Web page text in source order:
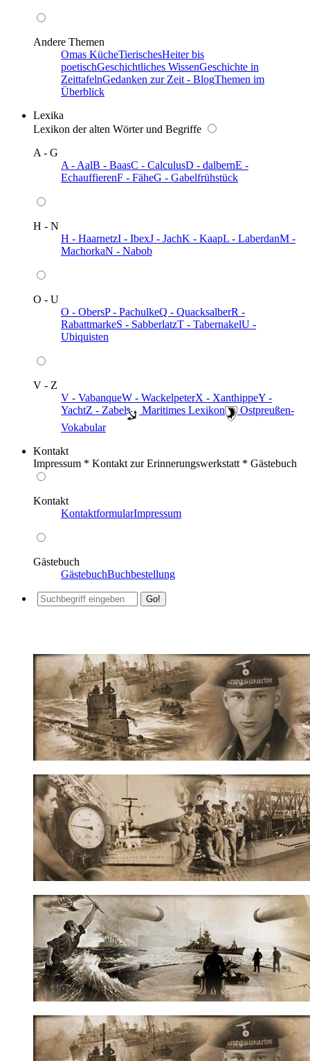
Andere Themen
Omas KücheTierischesHeiter bis
poetischGeschichtliches WissenGeschichte in
ZeittafelnGedanken zur Zeit - BlogThemen im
Überblick
Lexika
Lexikon der alten Wörter und Begriffe
A - G
A - AalB - BaasC - CalculusD - dalbernE -
EchauffierenF - FäheG - Gabelfrühstück
H - N
H - HaarnetzI - IbexJ - JachK - KaapL - LaberdanM -
MachorkaN - Nabob
O - U
O - ObersP - PachulkeQ - QuacksalberR -
RabattmarkeS - SabberlatzT - TabernakelU -
Ubiquisten
V - Z
V - VabanqueW - WackelpeterX - XanthippeY -
YachtZ - Zabel ️ Maritimes Lexikon
️ Ostpreußen-
Vokabular
Kontakt
Impressum * Kontakt zur Erinnerungswerkstatt * Gästebuch
Kontakt
KontaktformularImpressum
Gästebuch
GästebuchBuchbestellung